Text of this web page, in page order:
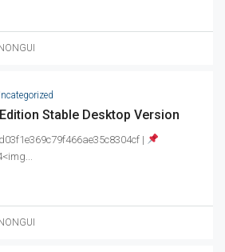
Stable Desktop Version
|